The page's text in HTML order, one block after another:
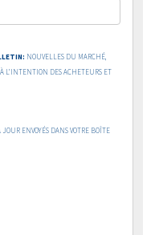
NOUVELLES DU MARCHÉ,
L’INTENTION DES ACHETEURS ET
JOUR ENVOYÉS DANS VOTRE BOÎTE